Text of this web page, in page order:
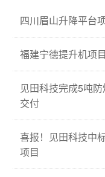
四川眉山升降平台
福建宁德提升机项
见田科技完成5吨
交付
喜报！见田科技中
项目